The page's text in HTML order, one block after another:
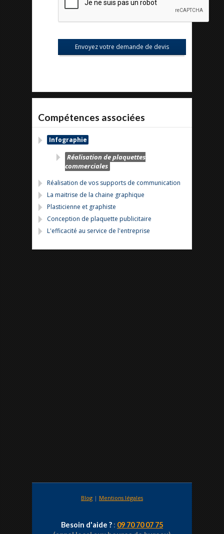
Compétences associées
Infographie
Réalisation de plaquettes
commerciales
Réalisation de vos supports de communication
La maitrise de la chaine graphique
Plasticienne et graphiste
Conception de plaquette publicitaire
L'efficacité au service de l'entreprise
Blog | Mentions légales
Besoin d'aide ? : 09 70 70 07 75